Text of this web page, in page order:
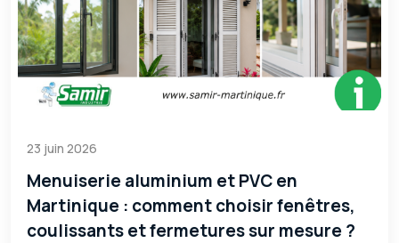
23 juin 2026
Menuiserie aluminium et PVC en
Martinique : comment choisir fenêtres,
coulissants et fermetures sur mesure ?